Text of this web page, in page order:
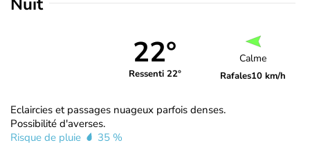
22°
Ressenti 22°
Calme
Rafales10 km/h
Eclaircies et passages nuageux parfois denses.
Possibilité d'averses.
Risque de pluie
35 %